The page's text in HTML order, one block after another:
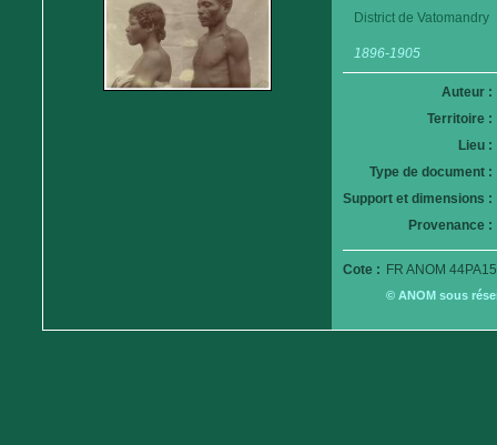
District de Vatomandry
1896-1905
Auteur :
Territoire :
Lieu :
Type de document :
Support et dimensions :
Provenance :
Cote : FR ANOM
© ANOM sous